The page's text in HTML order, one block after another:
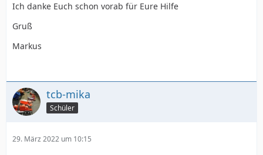
Ich danke Euch schon vorab für Eure Hilfe
Gruß
Markus
tcb-mika
Schüler
29. März 2022 um 10:15